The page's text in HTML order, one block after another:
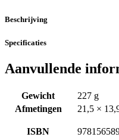
Beschrijving
Specificaties
Aanvullende
Gewicht
227 g
Afmetingen
21,5 ×
ISBN